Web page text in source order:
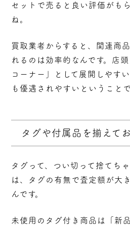
セットで売ると良い評価がも
ね。
買取業者からすると、関連商
れるのは効率的なんです。店
コーナー」として展開しやす
も優遇されやすいということで
タグや付属品を揃えて
タグって、つい切って捨てち
は、
タグの有無で査定額が大
んです。
未使用のタグ付き商品は「新